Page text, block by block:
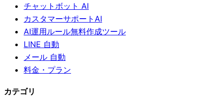
チャットボット AI
カスタマーサポートAI
AI運用ルール無料作成ツール
LINE 自動
メール 自動
料金・プラン
カテゴリ